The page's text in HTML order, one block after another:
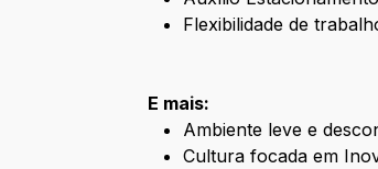
Flexibilidade de
E mais:
Ambiente leve e
Cultura focada em